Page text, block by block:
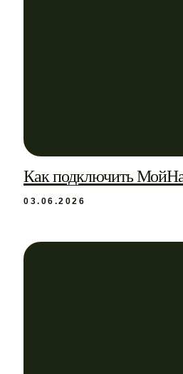
Как подключить
03.06.2026